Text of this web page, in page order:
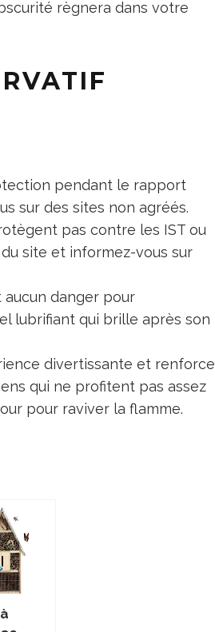
règnera dans votre
pendant le rapport
sur des sites non agréés.
pas contre les IST ou
site et informez-vous sur
danger pour
lubrifiant qui brille après son
divertissante et renforce
qui ne profitent pas assez
pour raviver la flamme.